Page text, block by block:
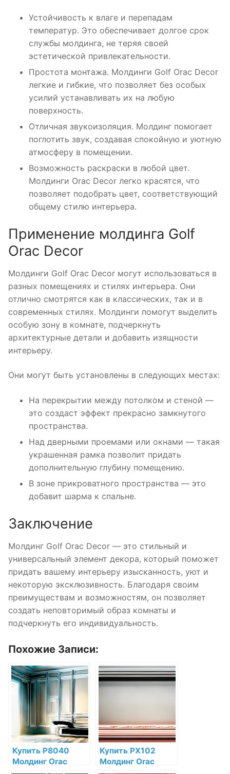
Устойчивость к влаге и перепадам
температур. Это обеспечивает долгое срок
службы молдинга, не теряя своей
эстетической привлекательности.
Простота монтажа. Молдинги Golf Orac Decor
легкие и гибкие, что позволяет без особых
усилий устанавливать их на любую
поверхность.
Отличная звукоизоляция. Молдинг помогает
поглотить звук, создавая спокойную и уютную
атмосферу в помещении.
Возможность раскраски в любой цвет.
Молдинги Orac Decor легко красятся, что
позволяет подобрать цвет, соответствующий
общему стилю интерьера.
Применение молдинга Golf
Orac Decor
Молдинги Golf Orac Decor могут использоваться в
разных помещениях и стилях интерьера. Они
отлично смотрятся как в классических, так и в
современных стилях. Молдинги помогут выделить
особую зону в комнате, подчеркнуть
архитектурные детали и добавить изящности
интерьеру.
Они могут быть установлены в следующих местах:
На перекрытии между потолком и стеной —
это создаст эффект прекрасно замкнутого
пространства.
Над дверными проемами или окнами — такая
украшенная рамка позволит придать
дополнительную глубину помещению.
В зоне прикроватного пространства — это
добавит шарма к спальне.
Заключение
Молдинг Golf Orac Decor — это стильный и
универсальный элемент декора, который поможет
придать вашему интерьеру изысканность, уют и
некоторую эксклюзивность. Благодаря своим
преимуществам и возможностям, он позволяет
создать неповторимый образ комнаты и
подчеркнуть его индивидуальность.
Похожие Записи:
Купить P8040
Молдинг Orac
Купить PX102
Молдинг Orac